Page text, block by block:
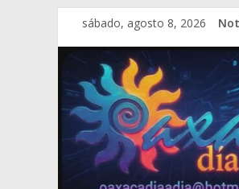
sábado, agosto 8, 2026